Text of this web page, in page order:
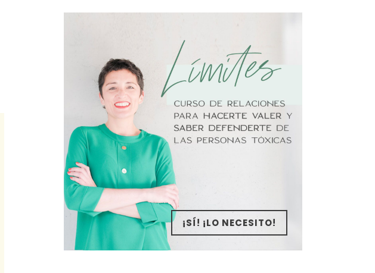
¡SÍ! ¡LO NECESITO!